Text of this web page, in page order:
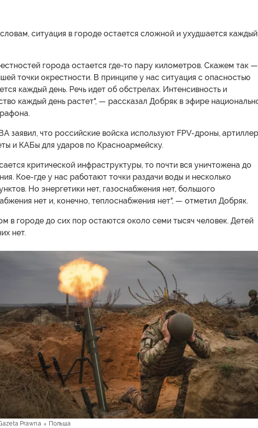
ситуация в городе остается сложной и ухудшается каждый
города остается где-то пару километров. Скажем так
точки окрестности. В принципе у нас ситуация с опасностью
каждый день. Речь идет об обстрелах. Интенсивность и
каждый день растет", — рассказал Добряк в эфире
заявил, что российские войска используют FPV-дроны,
и КАБы для ударов по Красноармейску.
критической инфраструктуры, то почти вся уничтожена до
Кое-где у нас работают точки раздачи воды и несколько
Но энергетики нет, газоснабжения нет, большого
нет и, конечно, теплоснабжения нет", — отметил Добряк.
в городе до сих пор остаются около семи тысяч человек. Детей
нет.
Prawna Польша